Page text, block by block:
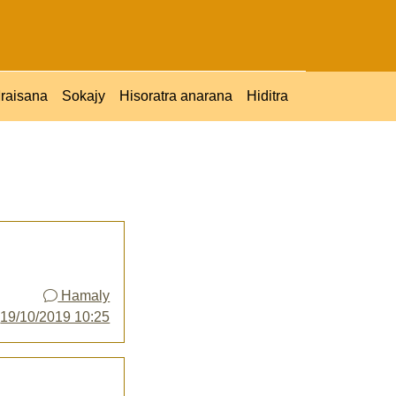
Sokajy Hisoratra anarana Hiditra
Hamaly
19/10/2019 10:25